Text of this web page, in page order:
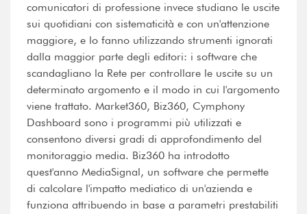
comunicatori di professione invece studiano le uscite
sui quotidiani con sistematicità e con un'attenzione
maggiore, e lo fanno utilizzando strumenti ignorati
dalla maggior parte degli editori: i software che
scandagliano la Rete per controllare le uscite su un
determinato argomento e il modo in cui l'argomento
viene trattato. Market360, Biz360, Cymphony
Dashboard sono i programmi più utilizzati e
consentono diversi gradi di approfondimento del
monitoraggio media. Biz360 ha introdotto
quest'anno MediaSignal, un software che permette
di calcolare l'impatto mediatico di un'azienda e
funziona attribuendo in base a parametri prestabiliti